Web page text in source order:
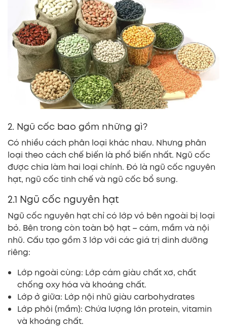
2. Ngũ cốc bao gồm những gì?
Có nhiều cách phân loại khác nhau. Nhưng phân
loại theo cách chế biến là phổ biến nhất. Ngũ cốc
được chia làm hai loại chính. Đó là ngũ cốc nguyên
hạt, ngũ cốc tinh chế và ngũ cốc bổ sung.
2.1 Ngũ cốc nguyên hạt
Ngũ cốc nguyên hạt chỉ có lớp vỏ bên ngoài bị loại
bỏ. Bên trong còn toàn bộ hạt – cám, mầm và nội
nhũ. Cấu tạo gồm 3 lớp với các giá trị dinh dưỡng
riêng:
Lớp ngoài cùng: Lớp cám giàu chất xơ, chất
chống oxy hóa và khoáng chất.
Lớp ở giữa: Lớp nội nhũ giàu carbohydrates
Lớp phôi (mầm): Chứa lượng lớn protein, vitamin
và khoáng chất.